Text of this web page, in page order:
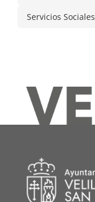
Servicios Sociales